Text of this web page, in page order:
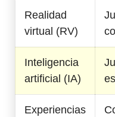
Realidad
virtual (RV)
Inteligencia
artificial (IA)
Experiencias